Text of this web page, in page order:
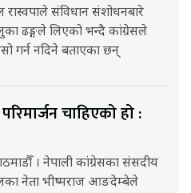
रास्वपाले संविधान संशोधनबारे
ढङ्गले लिएको भन्दै कांग्रेसले
गर्न नदिने बताएका छन्
चाहिएको हो :
। नेपाली कांग्रेसका संसदीय
नेता भीष्मराज आङदेम्बेले